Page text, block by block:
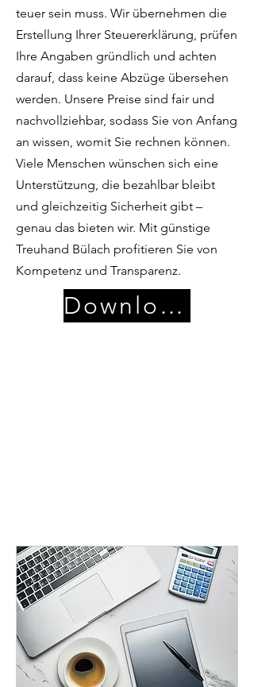
teuer sein muss. Wir übernehmen die
Erstellung Ihrer Steuererklärung, prüfen
Ihre Angaben gründlich und achten
darauf, dass keine Abzüge übersehen
werden. Unsere Preise sind fair und
nachvollziehbar, sodass Sie von Anfang
an wissen, womit Sie rechnen können.
Viele Menschen wünschen sich eine
Unterstützung, die bezahlbar bleibt
und gleichzeitig Sicherheit gibt –
genau das bieten wir. Mit günstige
Treuhand Bülach profitieren Sie von
Kompetenz und Transparenz.
Download